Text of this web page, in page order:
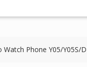
Phone Y05/Y05S/